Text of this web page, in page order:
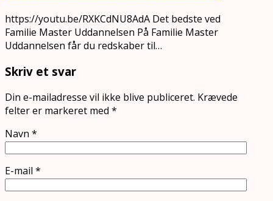
https://youtu.be/RXKCdNU8AdA Det bedste ved
Familie Master Uddannelsen På Familie Master
Uddannelsen får du redskaber til…
Skriv et svar
Din e-mailadresse vil ikke blive publiceret. Krævede
felter er markeret med *
Navn *
E-mail *